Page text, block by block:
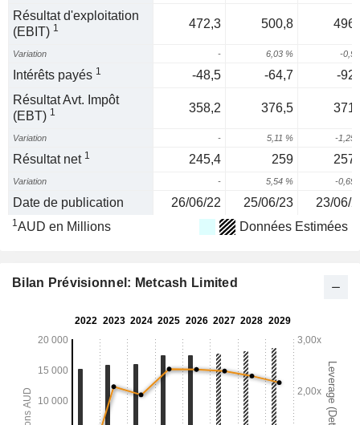
Résultat d'exploitation
(EBIT) 1 472,3 500,8
Variation - 6,03 % -0,9
Intérêts payés 1 -48,5 -64,7
-
Résultat Avt. Impôt
(EBT) 1 358,2 376,5
Variation - 5,11 % -1,25
Résultat net 1 245,4 259
Variation - 5,54 % -0,69
Date de publication 26/06/22 25/06/23 23/06/
1AUD en Millions Données Estimées
Bilan Prévisionnel: Metcash Limited